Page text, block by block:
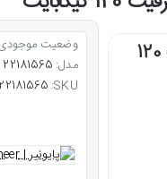
حافظه اس اس دی پایونیر SSD Pioneer APS-SL3 ظرفیت 120 وضعیت
مدل: 22181565
SKU: